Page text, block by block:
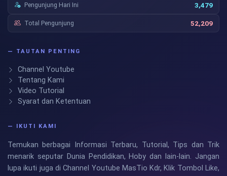
Pengunjung Hari Ini 3,479
Total Pengunjung 52,209
— TAUTAN PENTING
Channel Youtube
Tentang Kami
Video Tutorial
Syarat dan Ketentuan
— IKUTI KAMI
Temukan berbagai Informasi Terbaru, Tutorial, Tips dan Trik
menarik seputar Dunia Pendidikan, Hoby dan lain-lain. Jangan
lupa ikuti juga di Channel Youtube MasTio Kdr, Klik Tombol Like,